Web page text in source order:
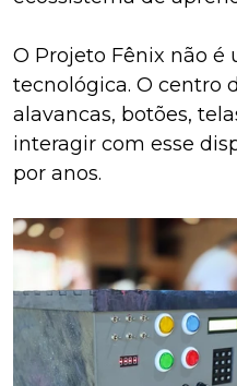
O Projeto Fênix não
tecnológica. O centro
alavancas, botões,
interagir com esse
por anos.